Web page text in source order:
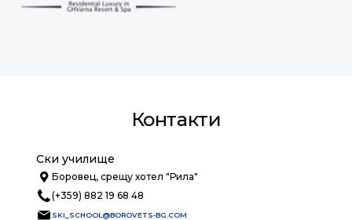
Контакти
Ски училище
Боровец, срещу хотел "Рила"
(+359) 882 19 68 48
SKI_SCHOOL@BOROVETS-BG.COM